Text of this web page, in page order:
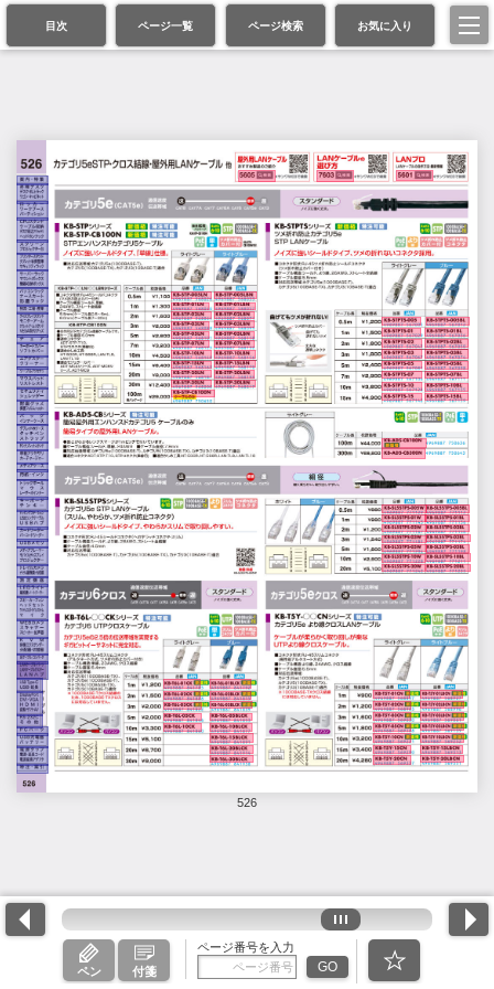
目次 ページ一覧 ページ検索 お気に入り
526
ペン 付箋
ページ番号を入力
GO